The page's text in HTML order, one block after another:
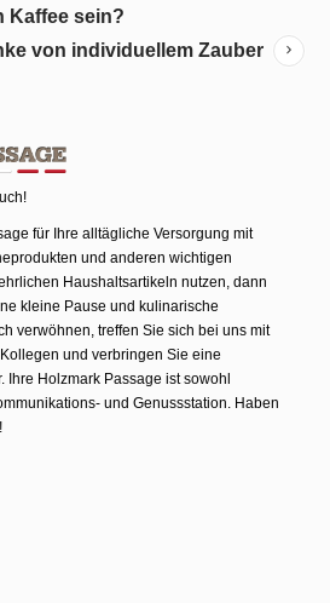
Kaffee sein?
von individuellem Zauber
für Ihre alltägliche Versorgung mit
und anderen wichtigen
Haushaltsartikeln nutzen, dann
kleine Pause und kulinarische
verwöhnen, treffen Sie sich bei uns mit
und verbringen Sie eine
Holzmark Passage ist sowohl
und Genussstation. Haben